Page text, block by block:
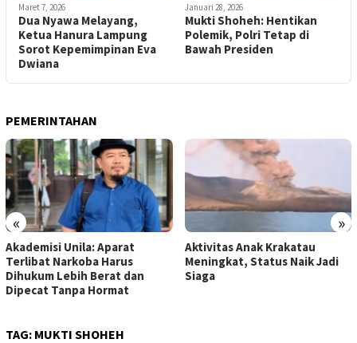
Maret 7, 2026
Dua Nyawa Melayang,
Ketua Hanura Lampung
Sorot Kepemimpinan Eva
Dwiana
Januari 28, 2026
Mukti Shoheh: Hentikan
Polemik, Polri Tetap di
Bawah Presiden
PEMERINTAHAN
« »
Akademisi Unila: Aparat
Terlibat Narkoba Harus
Dihukum Lebih Berat dan
Dipecat Tanpa Hormat
Aktivitas Anak Krakatau
Meningkat, Status Naik Jadi
Siaga
TAG: MUKTI SHOHEH